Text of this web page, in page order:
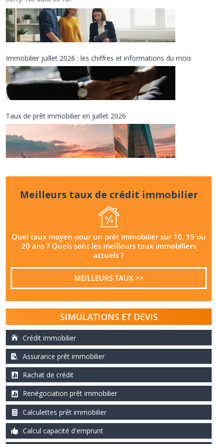
i
2
2
Immobilier juillet 2026 : les chiffres et informations du mois
Taux de prêt immobilier en juillet 2026
Meilleurs taux de crédit immobilier
Quel taux moyen pour un prêt immobilier sur 10, 15 ou
20 ans ? Quels sont les meilleurs taux immobiliers
actuels ?
MEILLEURS TAUX >>
SIMULATIONS ET DEVIS
Crédit immobilier
Assurance prêt immobilier
Rachat de crédit
Renégociation prêt immobilier
Calculettes prêt immobilier
Calcul capacité d'emprunt